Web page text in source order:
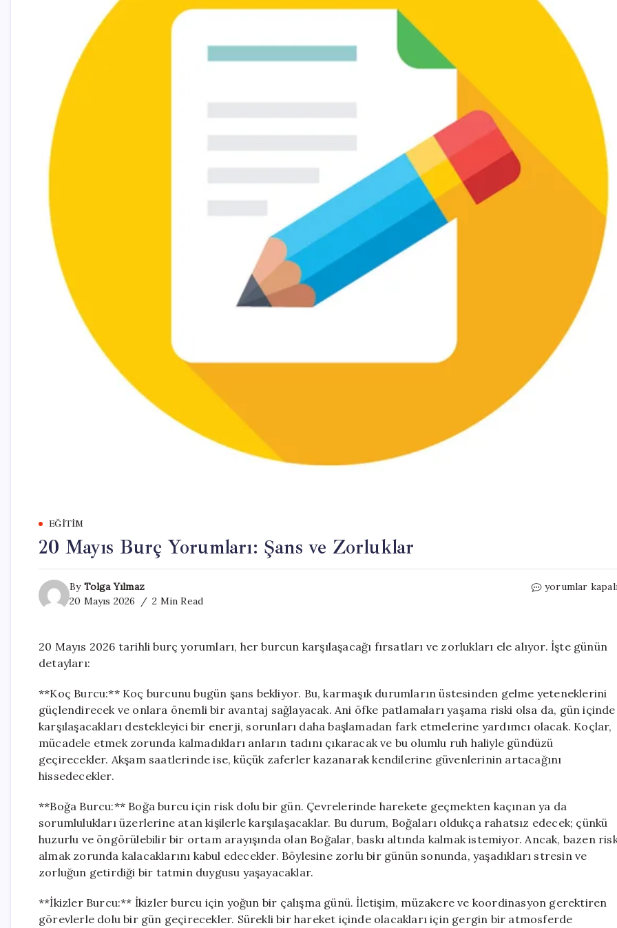
EĞITIM
20 Mayıs Burç Yorumları: Şans ve Zorluklar
By Tolga Yılmaz
20 Mayıs 2026
2 Min Read
20
Şans
yorumlar
20 Mayıs 2026 tarihli burç yorumları, her burcun karşılaşacağı fırsatları ve zorlukları ele alıyor. İşte günün
detayları:
**Koç Burcu:** Koç burcunu bugün şans bekliyor. Bu, karmaşık durumların üstesinden gelme yeteneklerini
güçlendirecek ve onlara önemli bir avantaj sağlayacak. Ani öfke patlamaları yaşama riski olsa da, gün içinde
karşılaşacakları destekleyici bir enerji, sorunları daha başlamadan fark etmelerine yardımcı olacak. Koçlar,
mücadele etmek zorunda kalmadıkları anların tadını çıkaracak ve bu olumlu ruh haliyle gündüzü
geçirecekler. Akşam saatlerinde ise, küçük zaferler kazanarak kendilerine güvenlerinin artacağını
hissedecekler.
**Boğa Burcu:** Boğa burcu için risk dolu bir gün. Çevrelerinde harekete geçmekten kaçınan ya da
sorumlulukları üzerlerine atan kişilerle karşılaşacaklar. Bu durum, Boğaları oldukça rahatsız edecek; çünkü
huzurlu ve öngörülebilir bir ortam arayışında olan Boğalar, baskı altında kalmak istemiyor. Ancak, bazen
almak zorunda kalacaklarını kabul edecekler. Böylesine zorlu bir günün sonunda, yaşadıkları stresin ve
zorluğun getirdiği bir tatmin duygusu yaşayacaklar.
**İkizler Burcu:** İkizler burcu için yoğun bir çalışma günü. İletişim, müzakere ve koordinasyon gerektiren
görevlerle dolu bir gün geçirecekler. Sürekli bir hareket içinde olacakları için gergin bir atmosferde